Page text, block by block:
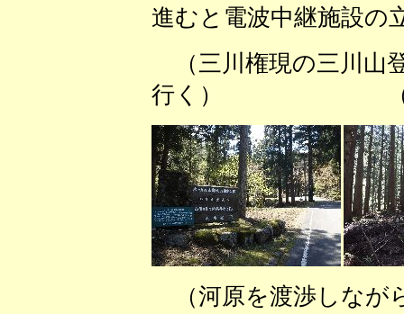
進むと電波中継施設の
（三川権現の三
行く） （堰堤
（河原を渡渉しな